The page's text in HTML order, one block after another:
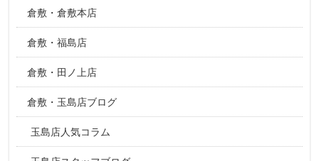
倉敷・倉敷本店
倉敷・福島店
倉敷・田ノ上店
倉敷・玉島店ブログ
玉島店人気コラム